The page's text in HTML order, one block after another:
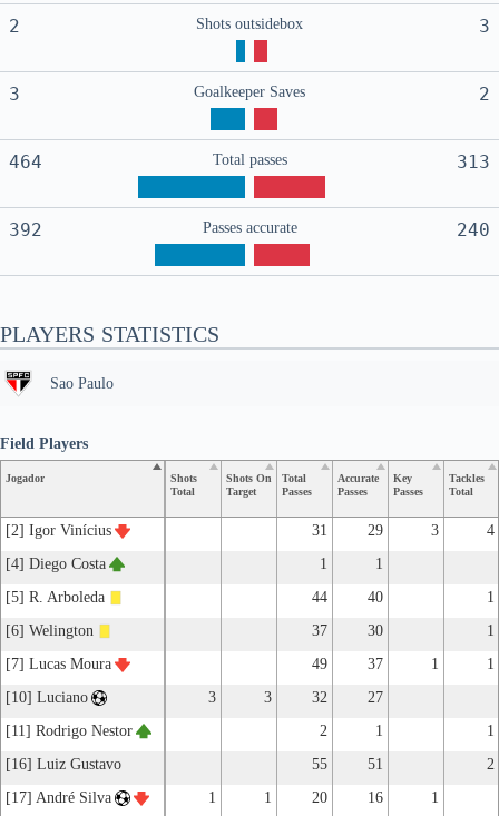
2 Shots outsidebox 3
3 Goalkeeper Saves 2
464 Total passes 313
392 Passes accurate 240
PLAYERS STATISTICS
Sao Paulo
Jogador
Shots
Total
Shots On
Target
Total
Passes
Accurate
Passes
Key
Passes
Tackles
Total
[2] Igor Vinícius 31 29 3
4
[4] Diego Costa
1
1
[5] R. Arboleda
44 40
1
[6] Welington
37 30
1
[7] Lucas Moura
49 37 1
1
[10] Luciano
3 3 32
27
[11] Rodrigo Nestor
2 1
1
[16] Luiz Gustavo
55 51
2
[17] André Silva
1 1 20 16 1
Field Players